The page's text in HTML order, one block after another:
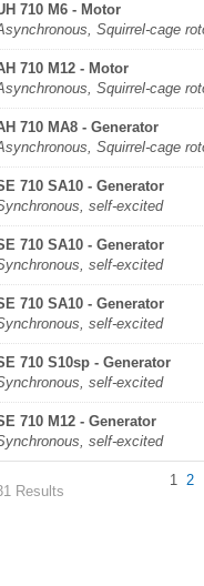
710 M6 - Motor
Squirrel-cage
710 M12 - Motor
Squirrel-cage
710 MA8 - Generator
Squirrel-cage
710 SA10 - Generator
self-excited
710 SA10 - Generator
self-excited
710 SA10 - Generator
self-excited
710 S10sp - Generator
self-excited
710 M12 - Generator
self-excited
Results
1 2